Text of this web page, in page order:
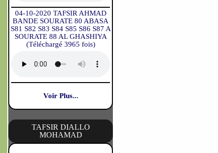
04-10-2020 TAFSIR AHMAD
BANDE SOURATE 80 ABASA
S81 S82 S83 S84 S85 S86 S87 A
SOURATE 88 AL GHASHIYA
(Téléchargé 3965 fois)
Voir Plus...
TAFSIR DIALLO
MOHAMAD